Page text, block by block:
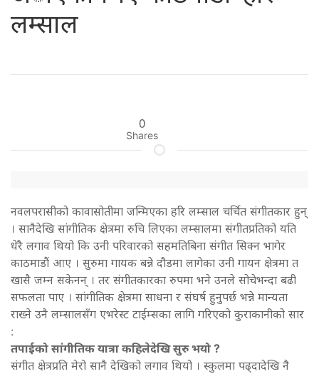
लम्साल
0
Shares
नवलपरासीको कावासोतीमा जन्मिएका हरि लम्साल चर्चित संगीतकार हुन्
। सानैदेखि सांगीतिक क्षेत्रमा रुचि लिएका लम्सालमा संगीतप्रतिको यति
धेरै लगाव थियो कि उनी परिवारको सहमतिबिना संगीत सिक्न भागेर
काठमाडौं आए । सुरुमा गायक बन्ने दौडमा लागेका उनी गायन क्षेत्रमा त
खासै जम्न सकेनन् । तर संगीतकारका रुपमा भने उनले सोचेभन्दा बढी
सफलता पाए । सांगीतिक क्षेत्रमा साधना र संघर्ष हुनुपर्छ भन्ने मान्यता
राख्ने उनै लम्सालसँग एभरेस्ट टाईम्सका लागि गरिएको कुराकानीको सार
:
तपाईको सांगीतिक यात्रा कहिलेदेखि सुरु भयो ?
संगीत क्षेत्रप्रति मेरो सानै देखिको लगाव थियो । स्कुलमा पढ्दादेखि नै